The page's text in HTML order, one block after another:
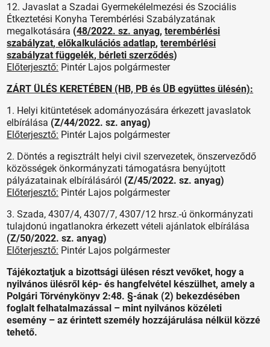
12. Javaslat a Szadai Gyermekélelmezési és Szociális
Étkeztetési Konyha Terembérlési Szabályzatának
megalkotására (48/2022. sz. anyag,terembérlési
szabályzat, előkalkulációs adatlap,terembérlési
szabályzat függelék, bérleti szerződés)
Előterjesztő: Pintér Lajos polgármester
ZÁRT ÜLÉS KERETÉBEN (HB, PB és ÜB együttes ülésén):
1. Helyi kitüntetések adományozására érkezett javaslatok
elbírálása (Z/44/2022. sz. anyag)
Előterjesztő: Pintér Lajos polgármester
2. Döntés a regisztrált helyi civil szervezetek, önszerveződő
közösségek önkormányzati támogatásra benyújtott
pályázatainak elbírálásáról (Z/45/2022. sz. anyag)
Előterjesztő: Pintér Lajos polgármester
3. Szada, 4307/4, 4307/7, 4307/12 hrsz.-ú önkormányzati
tulajdonú ingatlanokra érkezett vételi ajánlatok elbírálása
(Z/50/2022. sz. anyag)
Előterjesztő: Pintér Lajos polgármester
Tájékoztatjuk a bizottsági ülésen részt vevőket, hogy a
nyilvános ülésről kép- és hangfelvétel készülhet, amely a
Polgári Törvénykönyv 2:48. §-ának (2) bekezdésében
foglalt felhatalmazással – mint nyilvános közéleti
esemény – az érintett személy hozzájárulása nélkül közzé
tehető.